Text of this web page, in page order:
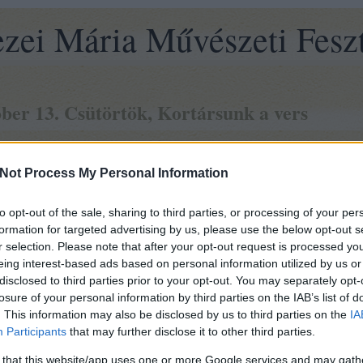
Process My Personal Information
opt-out of the sale, sharing to third parties, or processing of your
for targeted advertising by us, please use the below opt-out
selection. Please note that after your opt-out request is processed
interest-based ads based on personal information utilized by us
to third parties prior to your opt-out. You may separately
of your personal information by third parties on the IAB’s list of
This information may also be disclosed by us to third parties on the
Participants that may further disclose it to other third parties.
that this website/app uses one or more Google services and may
Mária Művészeti
13. Csütörtök, Kortársunk a vers
Múzeumpedagógia foglalkozás (Mezei Mária ház -
Filmvetítés a Prohászka Ottokár Katolikus Gimnázium diákjainak
Vers mindenkinek -művészeti akciók (Budakeszi közterei)
Versmondó verseny (Betűtészta könyvesbolt -
Ferenczi György és a Rackajam koncert ( Erkel Ferenc Művelődési